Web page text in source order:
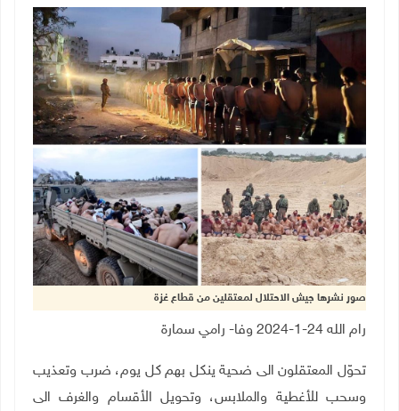
صور نشرها جيش الاحتلال لمعتقلين من قطاع غزة
رام الله 24-1-2024 وفا- رامي سمارة
تحوّل المعتقلون الى ضحية ينكل بهم كل يوم، ضرب وتعذيب
وسحب للأغطية والملابس، وتحويل الأقسام والغرف الى